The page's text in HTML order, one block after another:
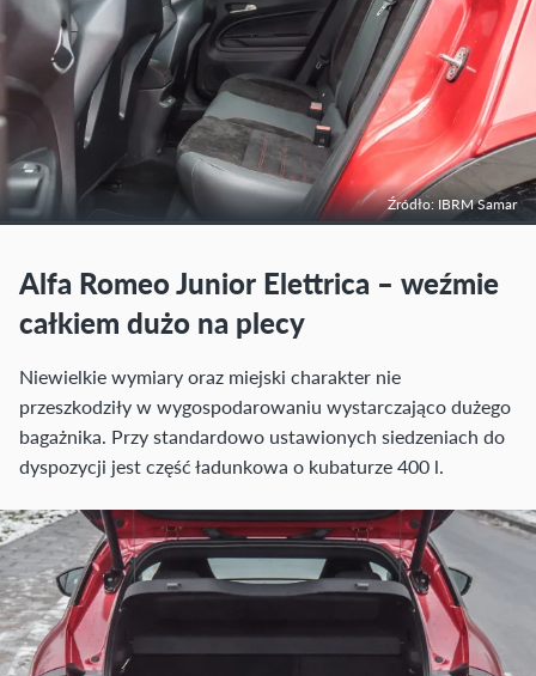
Źródło: IBRM Samar
Alfa Romeo Junior Elettrica – weźmie
całkiem dużo na plecy
Niewielkie wymiary oraz miejski charakter nie
przeszkodziły w wygospodarowaniu wystarczająco dużego
bagażnika. Przy standardowo ustawionych siedzeniach do
dyspozycji jest część ładunkowa o kubaturze 400 l.